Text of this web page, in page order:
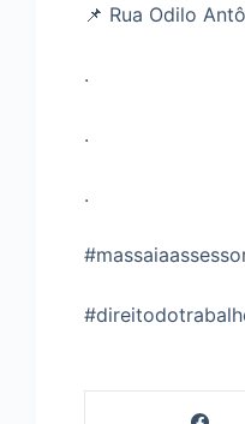
📌 Rua Odilo
.
.
.